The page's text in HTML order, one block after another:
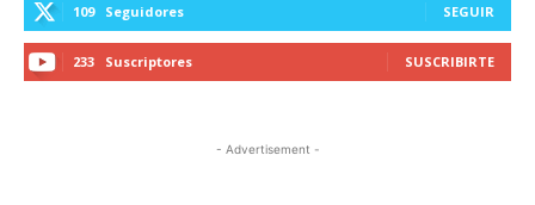
109 Seguidores SEGUIR
233 Suscriptores SUSCRIBIRTE
- Advertisement -